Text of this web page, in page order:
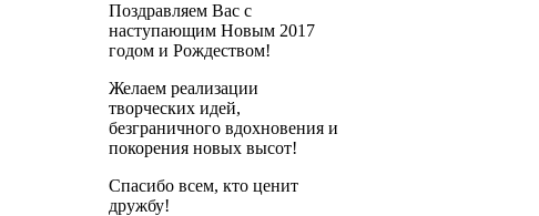
Поздравляем Вас с
наступающим Новым 2017
годом и Рождеством!
Желаем реализации
творческих идей,
безграничного вдохновения и
покорения новых высот!
Спасибо всем, кто ценит
дружбу!